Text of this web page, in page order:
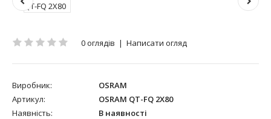
0 оглядів | Написати огляд
Виробник:
OSRAM
Артикул:
OSRAM QT-FQ 2X80
Наявність:
В наявності